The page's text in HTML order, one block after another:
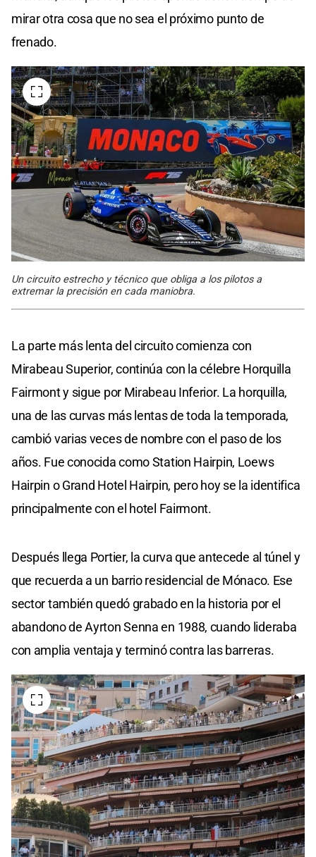
mirar otra cosa que no sea el próximo punto de
frenado.
Un circuito estrecho y técnico que obliga a los pilotos a
extremar la precisión en cada maniobra.
La parte más lenta del circuito comienza con
Mirabeau Superior, continúa con la célebre Horquilla
Fairmont y sigue por Mirabeau Inferior. La horquilla,
una de las curvas más lentas de toda la temporada,
cambió varias veces de nombre con el paso de los
años. Fue conocida como Station Hairpin, Loews
Hairpin o Grand Hotel Hairpin, pero hoy se la identifica
principalmente con el hotel Fairmont.
Después llega Portier, la curva que antecede al túnel y
que recuerda a un barrio residencial de Mónaco. Ese
sector también quedó grabado en la historia por el
abandono de Ayrton Senna en 1988, cuando lideraba
con amplia ventaja y terminó contra las barreras.